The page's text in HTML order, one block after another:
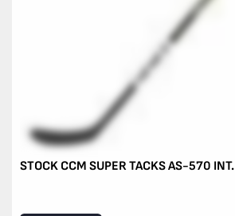
STOCK CCM SUPER TACKS AS-570 INT.